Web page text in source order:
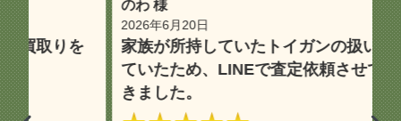
2026年6月20日
家族が所持していたトイガンの扱いに困っ
ていたため、LINEで査定依頼させていただ
きました。
★★★★★